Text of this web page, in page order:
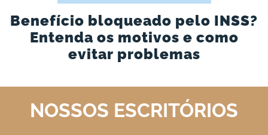
Benefício bloqueado pelo INSS?
Entenda os motivos e como
evitar problemas
NOSSOS ESCRITÓRIOS